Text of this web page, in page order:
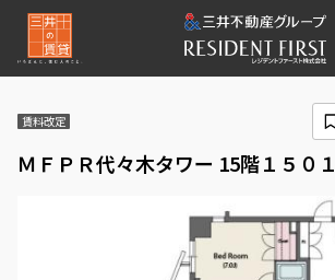
賃料改定
ＭＦＰＲ代々木タワー 15階１５０１